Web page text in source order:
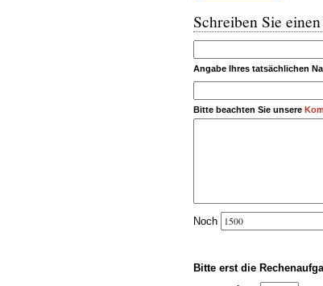
Schreiben Sie
Angabe Ihres tatsächlichen
Bitte beachten Sie unsere
Noch
Bitte erst die